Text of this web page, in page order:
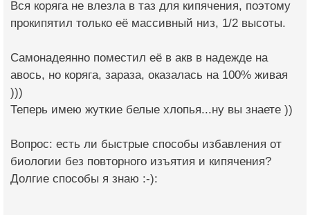
Вся коряга не влезла в таз для кипячения, поэтому
прокипятил только её массивный низ, 1/2 высоты.
Самонадеянно поместил её в акв в надежде на
авось, но коряга, зараза, оказалась на 100% живая
)))
Теперь имею жуткие белые хлопья...ну вы знаете ))
Вопрос: есть ли быстрые способы избавления от
биологии без повторного изъятия и кипячения?
Долгие способы я знаю :-):